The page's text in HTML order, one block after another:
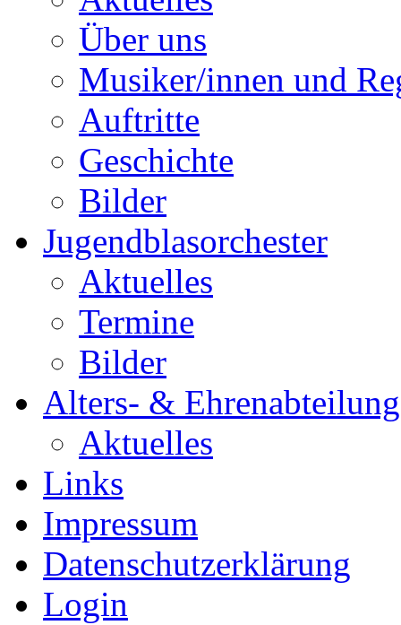
Über uns
Musiker/innen und
Auftritte
Geschichte
Bilder
Jugendblasorchester
Aktuelles
Termine
Bilder
Alters- & Ehrenabteilung
Aktuelles
Links
Impressum
Datenschutzerklärung
Login